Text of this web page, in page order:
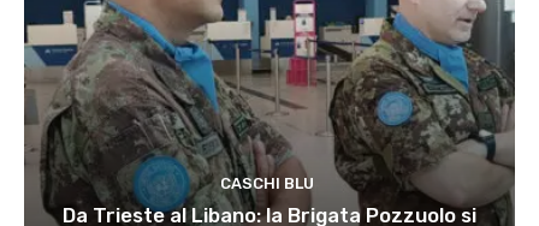
CASCHI BLU
Da Trieste al Libano: la Brigata Pozzuolo si